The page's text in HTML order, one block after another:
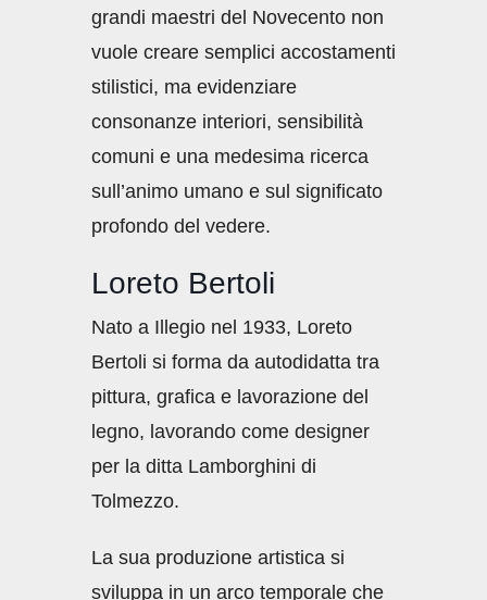
grandi maestri del Novecento non
vuole creare semplici accostamenti
stilistici, ma evidenziare
consonanze interiori, sensibilità
comuni e una medesima ricerca
sull’animo umano e sul significato
profondo del vedere.
Loreto Bertoli
Nato a Illegio nel 1933, Loreto
Bertoli si forma da autodidatta tra
pittura, grafica e lavorazione del
legno, lavorando come designer
per la ditta Lamborghini di
Tolmezzo.
La sua produzione artistica si
sviluppa in un arco temporale che